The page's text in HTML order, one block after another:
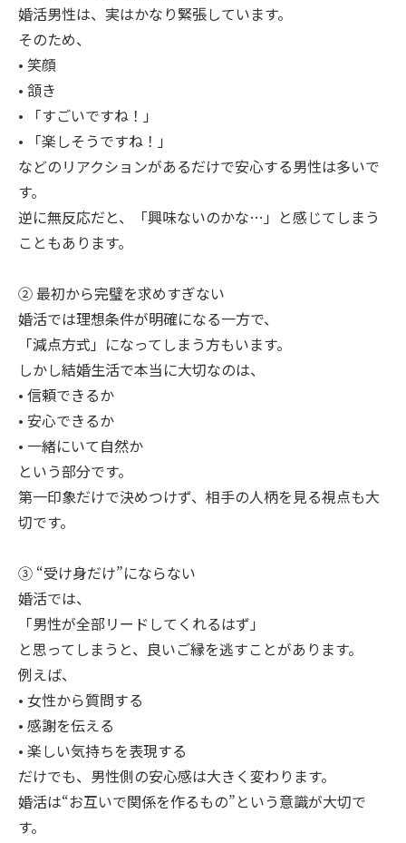
婚活男性は、実はかなり緊張しています。
そのため、
• 笑顔
• 頷き
• 「すごいですね！」
• 「楽しそうですね！」
などのリアクションがあるだけで安心する男性は多いで
す。
逆に無反応だと、「興味ないのかな…」と感じてしまう
こともあります。
② 最初から完璧を求めすぎない
婚活では理想条件が明確になる一方で、
「減点方式」になってしまう方もいます。
しかし結婚生活で本当に大切なのは、
• 信頼できるか
• 安心できるか
• 一緒にいて自然か
という部分です。
第一印象だけで決めつけず、相手の人柄を見る視点も大
切です。
③ “受け身だけ”にならない
婚活では、
「男性が全部リードしてくれるはず」
と思ってしまうと、良いご縁を逃すことがあります。
例えば、
• 女性から質問する
• 感謝を伝える
• 楽しい気持ちを表現する
だけでも、男性側の安心感は大きく変わります。
婚活は“お互いで関係を作るもの”という意識が大切で
す。